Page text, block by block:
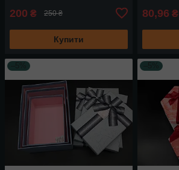
200 ₴ 250 ₴
Купити
80,96 ₴